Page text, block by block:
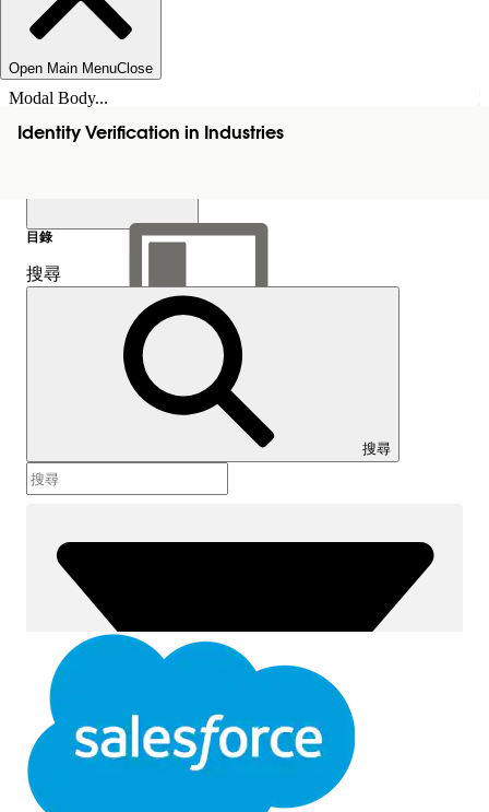
Open Main MenuClose
Modal Body...
Identity Verification in Industries
顯示目錄
目錄
搜尋
搜尋